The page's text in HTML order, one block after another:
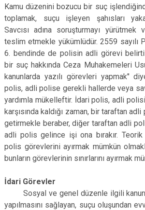
Kamu düzenini bozucu bir suç
toplamak, suçu işleyen şahısları
Savcısı adına soruşturmayı yürütmek
teslim etmekle yükümlüdür. 2559 sayılı
6. bendinde de polisin adli görevi
bir suç hakkında Ceza Muhakemeleri
kanunlarda yazılı görevleri yapmak"
polis, adli polise gerekli hallerde veya
yardımla mükelleftir. İdari polis, adli
karşısında kaldığı zaman, bir taraftan
getirmekle beraber, diğer taraftan adli
adli polis gelince işi ona bırakır.
polis görevlerini ayırmak mümkün
bunların görevlerinin sınırlarını ayırmak
İdari Görevler
Sosyal ve genel düzenle ilgili
yapılmasını sağlayan, suçu oluşundan